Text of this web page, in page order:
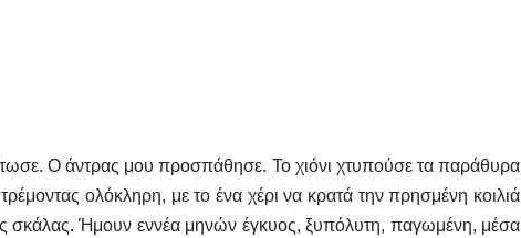
Ο άντρας μου προσπάθησε. Το χιόνι χτυπούσε τα παράθυρα
ολόκληρη, με το ένα χέρι να κρατά την πρησμένη κοιλιά
σκάλας. Ήμουν εννέα μηνών έγκυος, ξυπόλυτη, παγωμένη, μέσα